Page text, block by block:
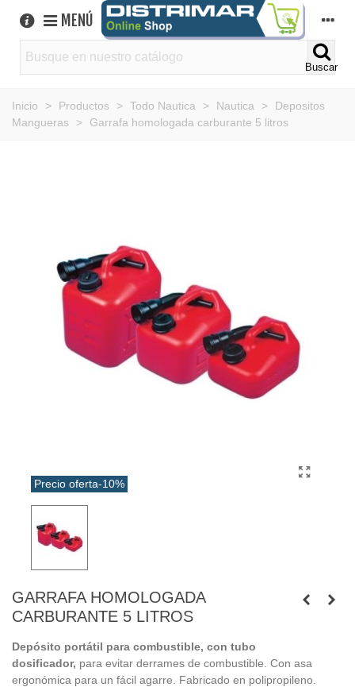
MENÚ
Buscar
Inicio > Productos > Todo Nautica > Nautica >
Depositos
Mangueras
> Garrafa homologada carburante 5 litros
Precio oferta-10%
GARRAFA HOMOLOGADA
CARBURANTE 5 LITROS
Depósito portátil para combustible, con tubo
dosificador, para evitar derrames de combustible. Con asa
ergonómica para un fácil agarre. Fabricado en polipropileno.